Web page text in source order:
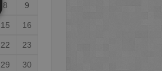
8 9
15 16
22 23
29 30